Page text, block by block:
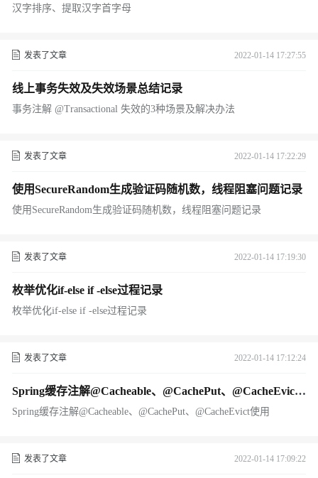
汉字排序、提取汉字首字母
发表了文章 2022-01-14 17:27:55
线上事务失效及失效场景总结记录
事务注解 @Transactional 失效的3种场景及解决办法
发表了文章 2022-01-14 17:22:29
使用SecureRandom生成验证码随机数，线程阻塞问题记录
使用SecureRandom生成验证码随机数，线程阻塞问题记录
发表了文章 2022-01-14 17:19:30
枚举优化if-else if -else过程记录
枚举优化if-else if -else过程记录
发表了文章 2022-01-14 17:12:24
Spring缓存注解@Cacheable、@CachePut、@CacheEvict
使用
Spring缓存注解@Cacheable、@CachePut、@CacheEvict使用
发表了文章 2022-01-14 17:09:22